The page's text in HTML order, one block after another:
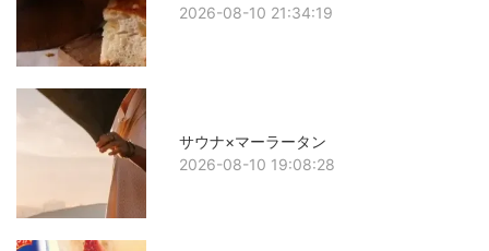
2026-08-10 21:34:19
サウナ×マーラータン
2026-08-10 19:08:28